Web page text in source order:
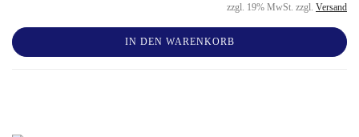
zzgl. 19% MwSt. zzgl. Versand
IN DEN WARENKORB